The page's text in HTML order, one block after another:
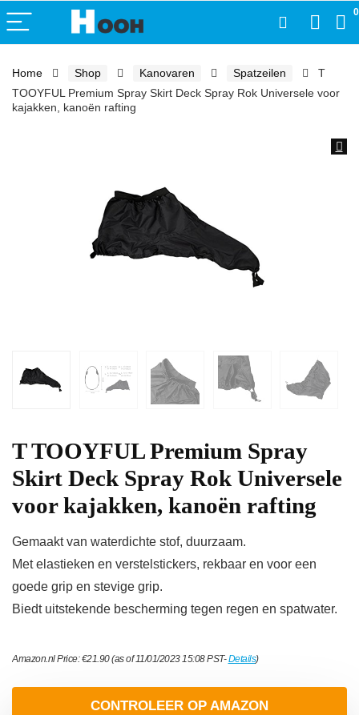
0
Home Shop Kanovaren Spatzeilen
T
TOOYFUL Premium Spray Skirt Deck Spray Rok Universele voor
kajakken, kanoën rafting
T TOOYFUL Premium Spray
Skirt Deck Spray Rok Universele
voor kajakken, kanoën rafting
Gemaakt van waterdichte stof, duurzaam.
Met elastieken en verstelstickers, rekbaar en voor een
goede grip en stevige grip.
Biedt uitstekende bescherming tegen regen en spatwater.
Amazon.nl Price:€21.90(as of 11/01/2023 15:08 PST-Details)
CONTROLEER OP AMAZON